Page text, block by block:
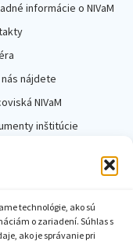
technológie, ako sú
o zariadení. Súhlas s
ako je správanie pri
informácie o NIVaM
nájdete
NIVaM
inštitúcie